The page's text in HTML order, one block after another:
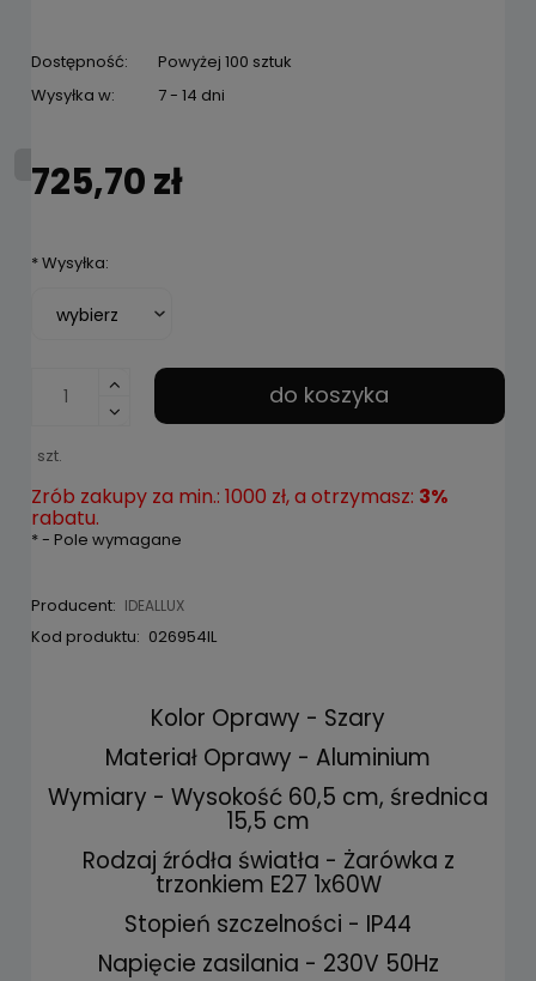
Dostępność:
Powyżej 100 sztuk
Wysyłka w:
7 - 14 dni
725,70 zł
*Wysyłka:
szt.
do koszyka
Zrób zakupy za min.: 1000 zł, a otrzymasz: 3%
rabatu.
*- Pole wymagane
Producent: IDEALLUX
Kod produktu: 026954IL
Kolor Oprawy - Szary
Materiał Oprawy - Aluminium
Wymiary - Wysokość 60,5 cm, średnica
15,5 cm
Rodzaj źródła światła - Żarówka z
trzonkiem E27 1x60W
Stopień szczelności - IP44
Napięcie zasilania - 230V 50Hz